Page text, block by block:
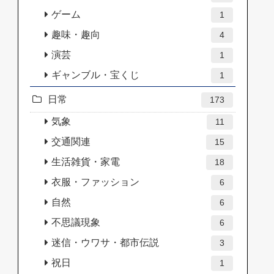
ゲーム 1
趣味・趣向 4
演芸 1
ギャンブル・宝くじ 1
日常 173
気象 11
交通関連 15
生活雑貨・家電 18
衣服・ファッション 6
自然 6
不思議現象 6
迷信・ウワサ・都市伝説 3
祝日 1